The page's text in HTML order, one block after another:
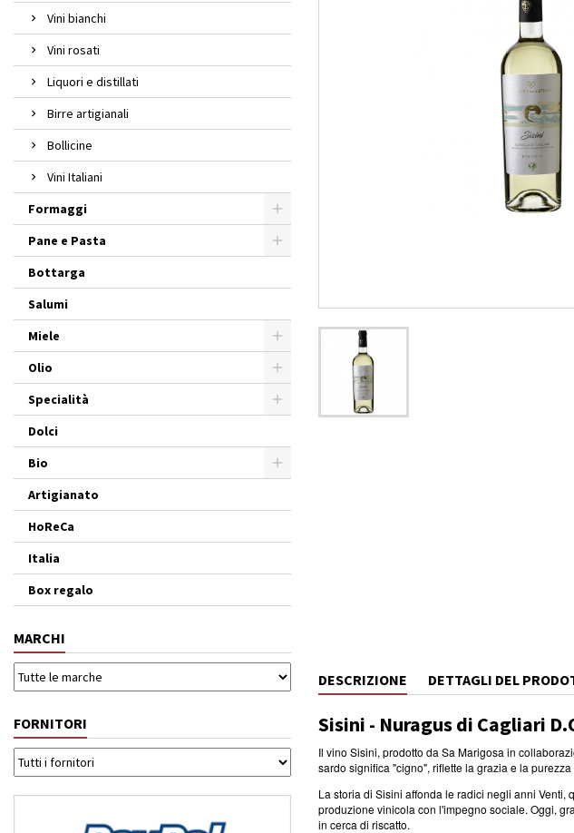
Vini bianchi
Vini rosati
Liquori e distillati
Birre artigianali
Bollicine
Vini Italiani
Formaggi
Pane e Pasta
Bottarga
Salumi
Miele
Olio
Specialità
Dolci
Bio
Artigianato
HoReCa
Italia
Box regalo
MARCHI
FORNITORI
DESCRIZIONE DETTAGLI DEL
Sisini - Nuragus di Cagliari
Il vino Sisini, prodotto da Sa Marigosa in
sardo significa "cigno", riflette la grazia e la
La storia di Sisini affonda le radici negli anni
produzione vinicola con l'impegno sociale. Oggi,
in cerca di riscatto.